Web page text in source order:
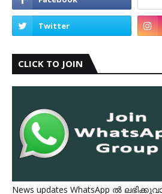
CLICK TO JOIN
News updates WhatsApp ൽ